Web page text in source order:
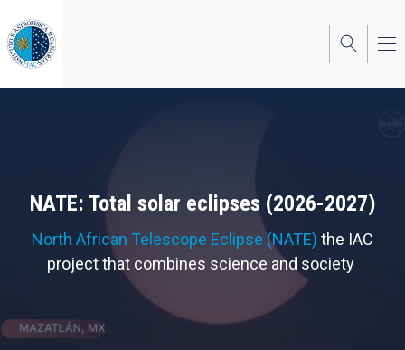
to
main
content
NATE: Total solar eclipses (2026-2027)
North African Telescope Eclipse (NATE) the IAC
project that combines science and society